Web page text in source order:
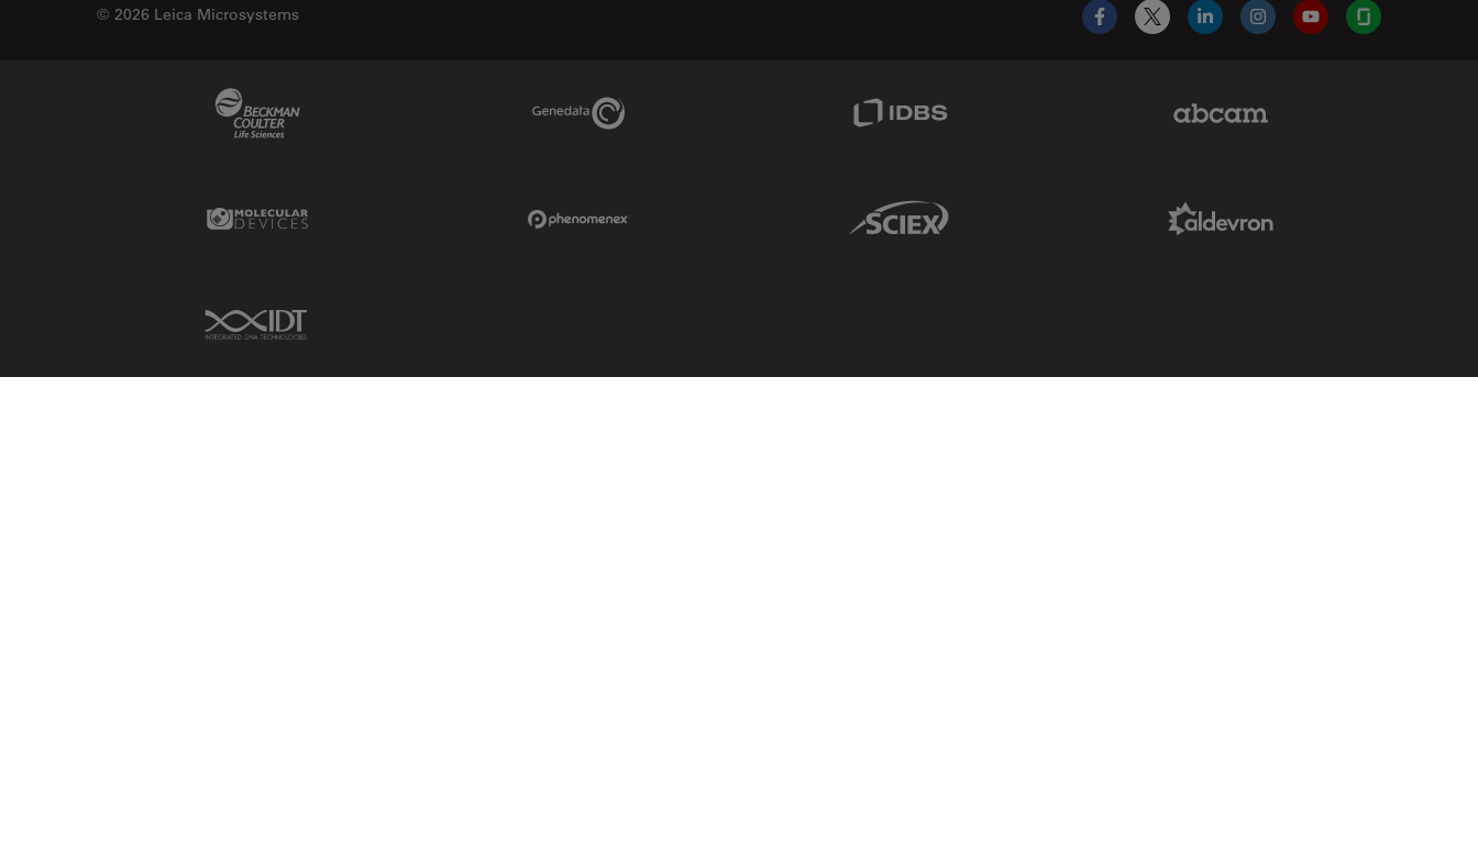
© 2026 Leica Microsystems
Facebook
X LinkedInInstagramYouTubeGlassdoor
Genedata Link
Molecular Devices Link Sciex Link
IDT Link